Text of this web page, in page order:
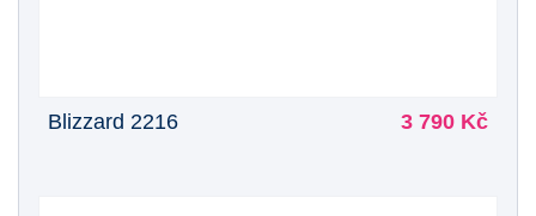
Blizzard 2216 3 790 Kč